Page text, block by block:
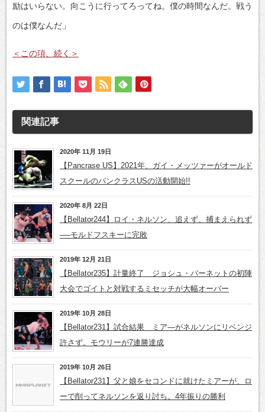
励はいらない。向こうに行ってろってね。僕の時間なんだ。戦う
のは僕なんだ」
＜この項、続く＞
関連記事
2020年 11月 19日
【Pancrase US】2021年、ガイ・メッツァーがオールド
スクールのパンクラスUSの活動開始!!
2020年 8月 22日
【Bellator244】ロイ・ネルソン、追えず、捕まえられず
──モルドフスキーに完敗
2019年 12月 21日
【Bellator235】計量終了 ジョシュ・バーネットの初陣
大会でゴイトと対戦するミセッチが大幅オーバー
2019年 10月 28日
【Bellator231】試合結果 ミア―がネルソンにリベンジ
許さず。モウリーが7連勝達成
2019年 10月 26日
【Bellator231】父と娘をセコンドに就けたミアーが、ロ
ーで削ってネルソンを返り討ち。4年振りの勝利